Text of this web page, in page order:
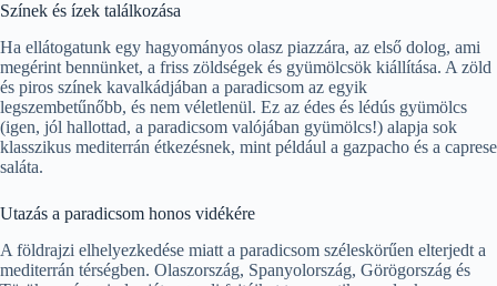
Színek és ízek találkozása
Ha ellátogatunk egy hagyományos olasz piazzára, az első dolog, ami
megérint bennünket, a friss zöldségek és gyümölcsök kiállítása. A zöld
és piros színek kavalkádjában a paradicsom az egyik
legszembetűnőbb, és nem véletlenül. Ez az édes és lédús gyümölcs
(igen, jól hallottad, a paradicsom valójában gyümölcs!) alapja sok
klasszikus mediterrán étkezésnek, mint például a gazpacho és a caprese
saláta.
Utazás a paradicsom honos vidékére
A földrajzi elhelyezkedése miatt a paradicsom széleskörűen elterjedt a
mediterrán térségben. Olaszország, Spanyolország, Görögország és